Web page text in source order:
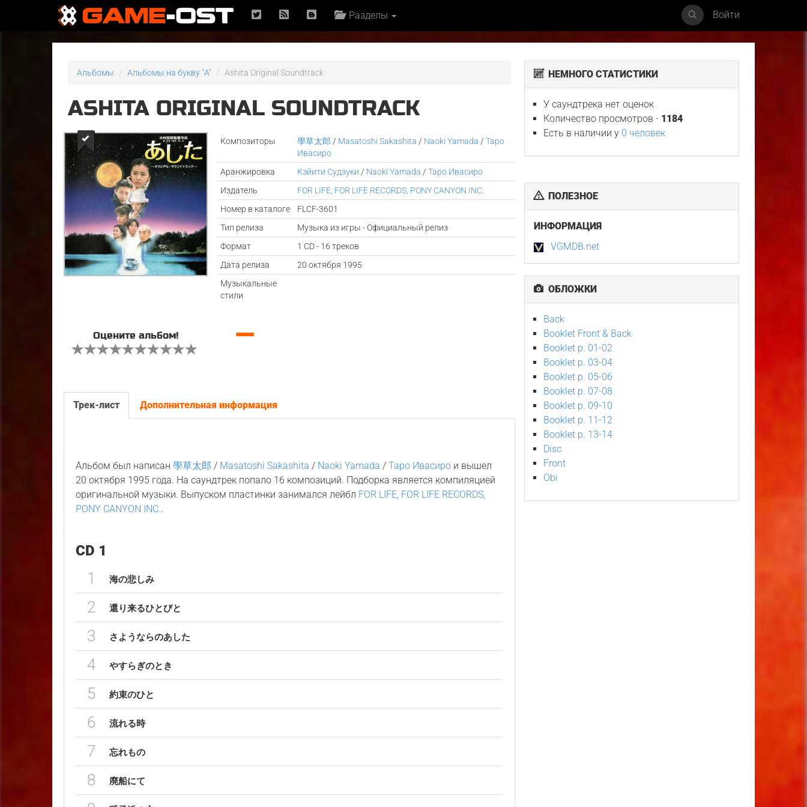
Разделы Войти
Альбомы Альбомы на букву "A" Ashita Original Soundtrack
ASHITA ORIGINAL SOUNDTRACK
Композиторы 學草太郎 / Masatoshi Sakashita / Naoki Yamada / Таро
Ивасиро
Аранжировка
Кэйити Судзуки / Naoki Yamada / Таро Ивасиро
Издатель
FOR LIFE, FOR LIFE RECORDS, PONY CANYON INC.
Номер в каталоге
FLCF-3601
Тип релиза
Музыка из игры - Официальный релиз
Формат
1 CD - 16 треков
Дата релиза
20 октября 1995
Музыкальные
стили
Оцените альбом! —
Трек-лист Дополнительная информация
Альбом был написан學草太郎 / Masatoshi Sakashita / Naoki Yamada /Таро Ивасиро и вышел
20 октября 1995 года. На саундтрек попало 16 композиций. Подборка является компиляцией
оригинальной музыки. Выпуском пластинки занимался лейбл FOR LIFE, FOR LIFE RECORDS,
PONY CANYON INC..
CD 1
1 海の悲しみ
2 還り来るひとびと
3 さようならのあした
4 やすらぎのとき
5 約束のひと
6 流れる時
7 忘れもの
8 廃船にて
НЕМНОГО СТАТИСТИКИ
У саундтрека нет оценок
Количество просмотров - 1184
Есть в наличии у 0 человек
ПОЛЕЗНОЕ
ИНФОРМАЦИЯ
VGMDB.net
ОБЛОЖКИ
Back
Booklet Front & Back
Booklet p. 01-02
Booklet p. 03-04
Booklet p. 05-06
Booklet p. 07-08
Booklet p. 09-10
Booklet p. 11-12
Booklet p. 13-14
Disc
Front
Obi